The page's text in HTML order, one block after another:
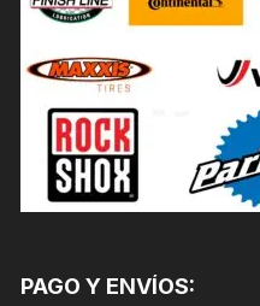
PAGO Y ENVÍOS: